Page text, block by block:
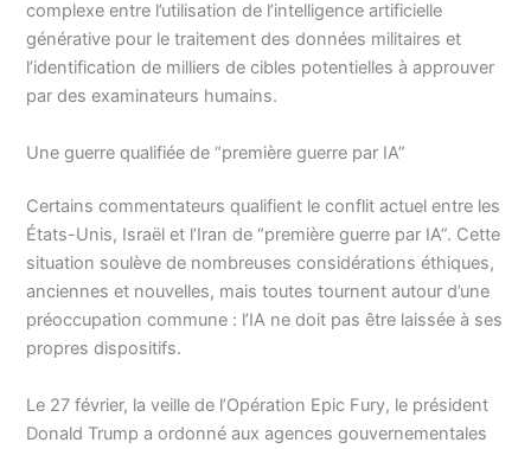
complexe entre l’utilisation de l’intelligence artificielle
générative pour le traitement des données militaires et
l’identification de milliers de cibles potentielles à approuver
par des examinateurs humains.
Une guerre qualifiée de “première guerre par IA”
Certains commentateurs qualifient le conflit actuel entre les
États-Unis, Israël et l’Iran de “première guerre par IA”. Cette
situation soulève de nombreuses considérations éthiques,
anciennes et nouvelles, mais toutes tournent autour d’une
préoccupation commune : l’IA ne doit pas être laissée à ses
propres dispositifs.
Le 27 février, la veille de l’Opération Epic Fury, le président
Donald Trump a ordonné aux agences gouvernementales